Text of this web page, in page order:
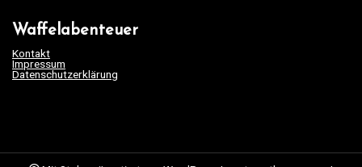
Waffelabenteuer
Kontakt
Impressum
Datenschutzerklärung